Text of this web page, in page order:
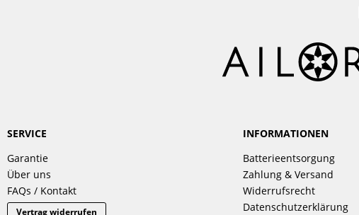
SERVICE
Garantie
Über uns
FAQs / Kontakt
Vertrag widerrufen
INFORMATIONEN
Batterieentsorgung
Zahlung & Versand
Widerrufsrecht
Datenschutzerklärung